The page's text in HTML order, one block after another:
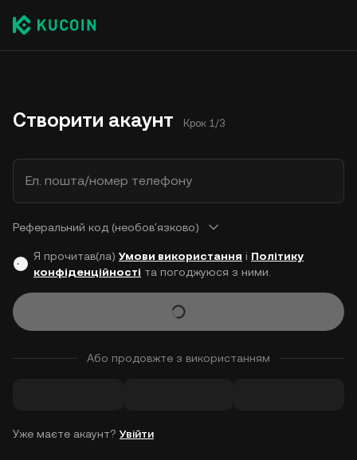
Створити акаунт Крок 1/3
Ел. пошта/номер телефону
Реферальний код (необовʼязково)
Я прочитав(ла) Умови використання і Політику
конфіденційності та погоджуюся з ними.
Або продовжте з використанням
Уже маєте акаунт? Увійти